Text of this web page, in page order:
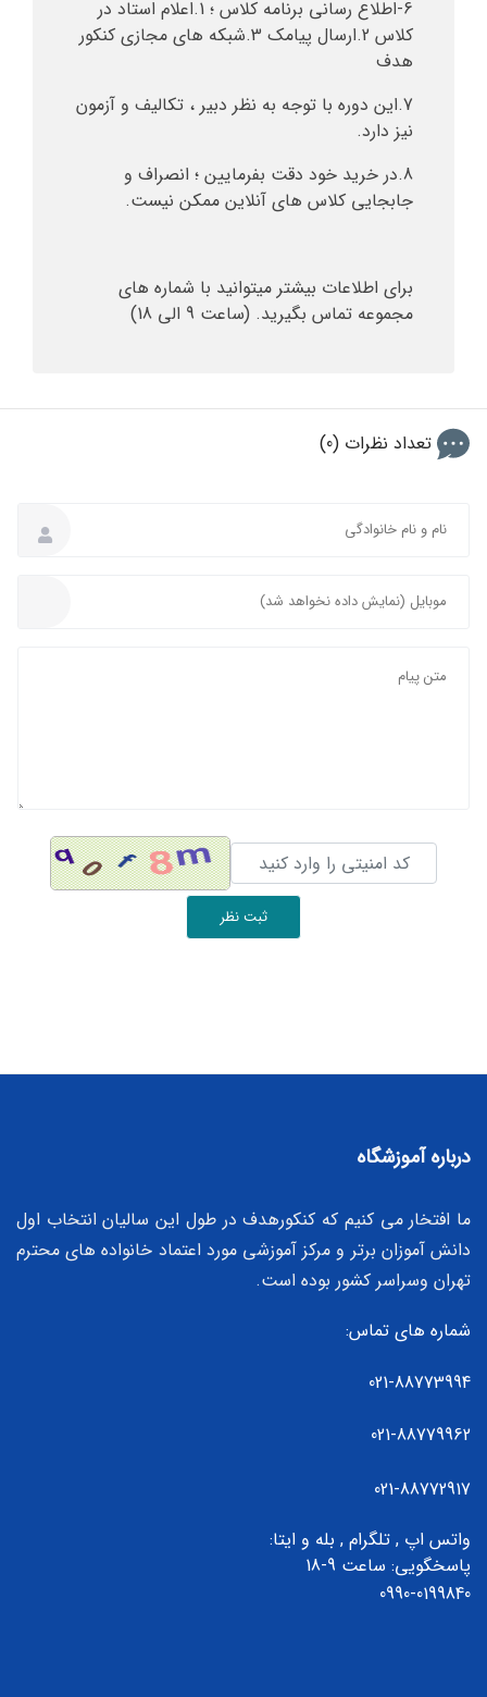
6-اطلاع رسانی برنامه کلاس ؛ 1.اعلام استاد در
کلاس 2.ارسال پیامک 3.شبکه های مجازی کنکور
هدف
7.این دوره با توجه به نظر دبیر ، تکالیف و آزمون
نیز دارد.
8.در خرید خود دقت بفرمایین ؛ انصراف و
جابجایی کلاس های آنلاین ممکن نیست.
برای اطلاعات بیشتر میتوانید با شماره های
مجموعه تماس بگیرید. (ساعت 9 الی 18)
تعداد نظرات (0)
ثبت نظر
درباره آموزشگاه
ما افتخار می کنیم که کنکورهدف در طول این سالیان انتخاب اول
دانش آموزان برتر و مرکز آموزشی مورد اعتماد خانواده های محترم
تهران وسراسر کشور بوده است.
شماره های تماس:
021-88773994
021-88779962
021-88772917
واتس اپ , تلگرام , بله و ایتا:
پاسخگویی: ساعت 9-18
0990-0199840